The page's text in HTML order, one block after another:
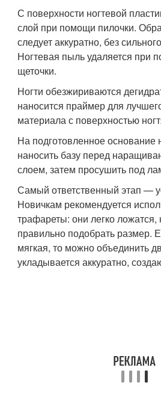
С поверхности ногтевой
слой при помощи пилочки.
следует аккуратно, без
Ногтевая пыль удаляется при
щеточки.
Ногти обезжириваются
наносится праймер для
материала с поверхностью
На подготовленное основание
наносить базу перед
слоем, затем просушить под
Самый ответственный этап —
Новичкам рекомендуется
трафареты: они легко ложатся,
правильно подобрать размер.
мягкая, то можно объединить
укладывается аккуратно,